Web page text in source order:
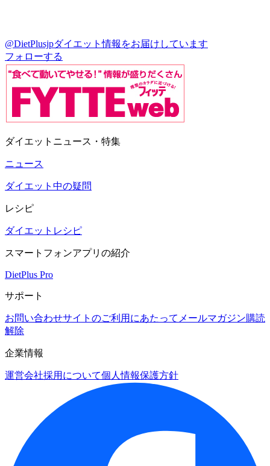
@DietPlusjpダイエット情報をお届けしています
フォローする
ダイエットニュース・特集
ニュース
ダイエット中の疑問
レシピ
ダイエットレシピ
スマートフォンアプリの紹介
DietPlus Pro
サポート
お問い合わせサイトのご利用にあたって メールマガジン購読
解除
企業情報
運営会社採用について個人情報保護方針